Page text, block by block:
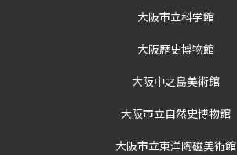
大阪市立科学館
大阪歴史博物館
大阪中之島美術館
大阪市立自然史博物館
大阪市立東洋陶磁美術館